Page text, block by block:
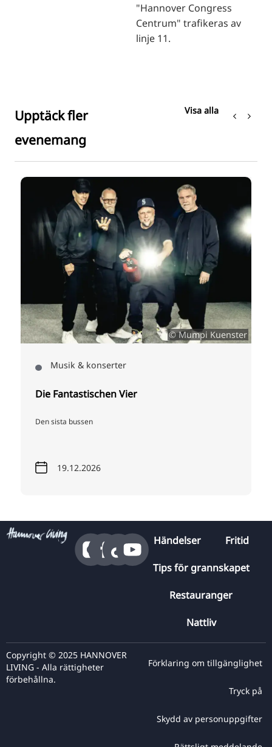
"Hannover Congress
Centrum" trafikeras av
linje 11.
Upptäck fler
evenemang
Visa alla
© Mumpi Kuenster
& konserter
Vier
Ruby
Händelser Fritid
Tips för grannskapet
Restauranger
Nattliv
Copyright © 2025 HANNOVER
LIVING - Alla rättigheter
förbehållna.
Förklaring om tillgänglighet
Tryck på
Skydd av personuppgifter